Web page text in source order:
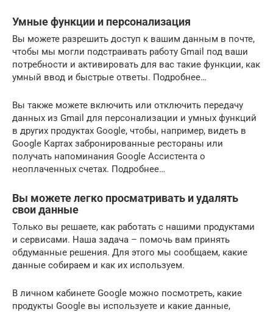
Умные функции и персонализация
Вы можете разрешить доступ к вашим данным в почте,
чтобы мы могли подстраивать работу Gmail под ваши
потребности и активировать для вас такие функции, как
умный ввод и быстрые ответы. Подробнее…
Вы также можете включить или отключить передачу
данных из Gmail для персонализации и умных функций
в других продуктах Google, чтобы, например, видеть в
Google Картах забронированные рестораны или
получать напоминания Google Ассистента о
неоплаченных счетах. Подробнее…
Вы можете легко просматривать и удалять
свои данные
Только вы решаете, как работать с нашими продуктами
и сервисами. Наша задача – помочь вам принять
обдуманные решения. Для этого мы сообщаем, какие
данные собираем и как их используем.
В личном кабинете Google можно посмотреть, какие
продукты Google вы используете и какие данные,